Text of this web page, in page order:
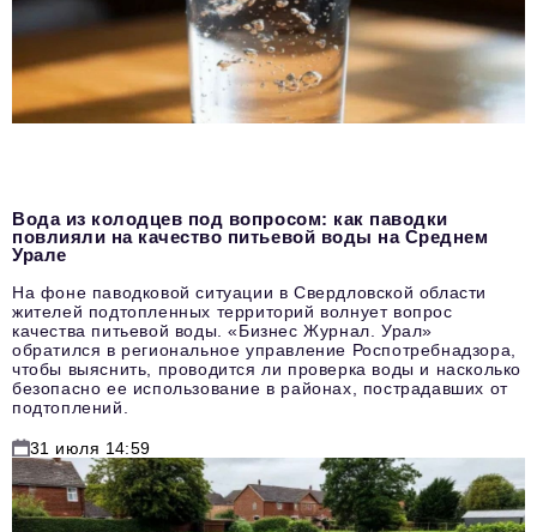
Вода из колодцев под вопросом: как паводки
повлияли на качество питьевой воды на Среднем
Урале
На фоне паводковой ситуации в Свердловской области
жителей подтопленных территорий волнует вопрос
качества питьевой воды. «Бизнес Журнал. Урал»
обратился в региональное управление Роспотребнадзора,
чтобы выяснить, проводится ли проверка воды и насколько
безопасно ее использование в районах, пострадавших от
подтоплений.
31 июля 14:59